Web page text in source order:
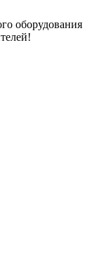
оборудования